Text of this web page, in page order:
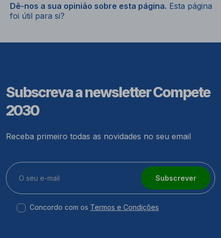
Dê-nos a sua opinião sobre esta página. Esta página
foi útil para si?
Subscreva a newsletter Compete
2030
Receba primeiro todas as novidades no seu email
Subscrever
Concordo com os Termos e Condições